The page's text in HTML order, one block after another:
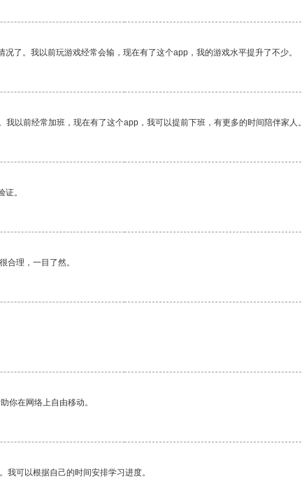
了。我以前玩游戏经常会输，现在有了这个app，我的游戏水平提升了不少。
以前经常加班，现在有了这个app，我可以提前下班，有更多的时间陪伴家人。
。
合理，一目了然。
你在网络上自由移动。
可以根据自己的时间安排学习进度。